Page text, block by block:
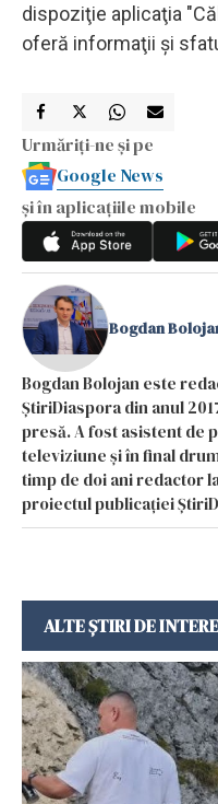
dispoziţie aplicaţia
oferă informaţii şi
Urmăriți-ne și pe
Google News
și în aplicațiile mobile
Bogdan
Bogdan Bolojan este
ȘtiriDiaspora din anul
presă. A fost asistent de
televiziune și în final
timp de doi ani redactor
proiectul publicației
ALTE ȘTIRI DE